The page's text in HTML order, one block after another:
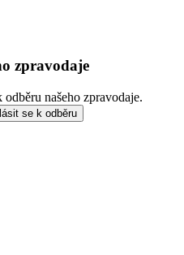
zpravodaje
našeho zpravodaje.
se k odběru